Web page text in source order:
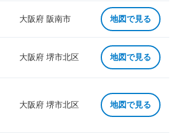
大阪府 阪南市 地図で見る
大阪府 堺市北区 地図で見る
大阪府 堺市北区 地図で見る